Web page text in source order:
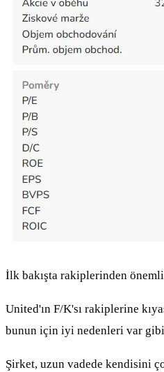
İlk bakışta rakiplerinden
United'ın F/K'sı rakiplerine
bunun için iyi nedenleri var
Şirket, uzun vadede kendisini